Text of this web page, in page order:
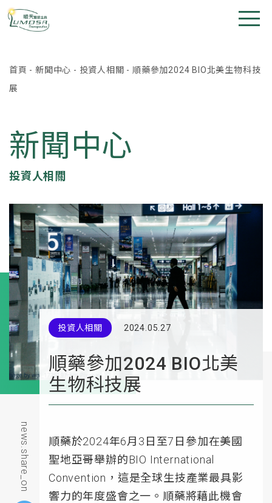
首頁 -新聞中心 - 投資人相關 - 順藥參加2024 BIO北美生物科技
展
新聞中心
投資人相關
news.share_on
投資人相關 2024.05.27
順藥參加2024 BIO北美
生物科技展
順藥於2024年6月3日至7日參加在美國
聖地亞哥舉辦的BIO International
Convention，這是全球生技產業最具影
響力的年度盛會之一。順藥將藉此機會